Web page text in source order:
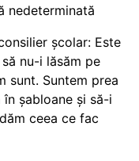
nedeterminată
școlar: Este
nu-i lăsăm pe
sunt. Suntem prea
șabloane și să-i
ceea ce fac